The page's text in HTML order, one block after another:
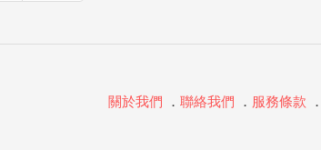
關於我們 ． 聯絡我們 ． 服務條款 ．